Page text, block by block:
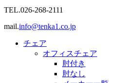
TEL.026-268-2111
mail.info@tenka1.co.jp
チェア
オフィスチェア
肘付き
肘なし